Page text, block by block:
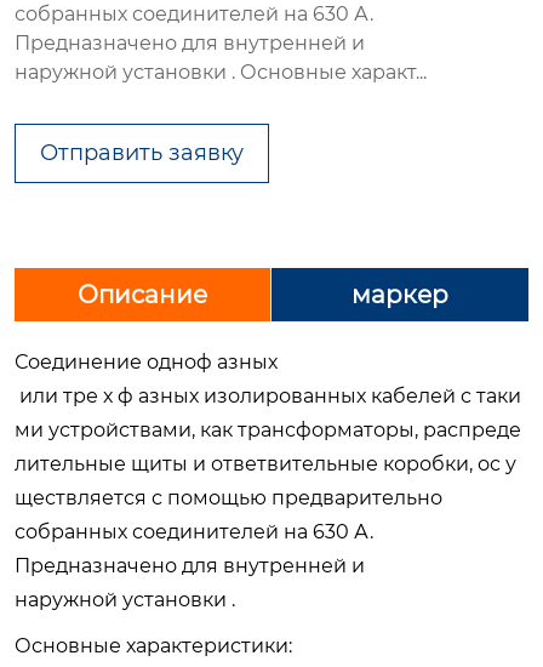
собранных соединителей на 630 А.
Предназначено для внутренней и
наружной установки . Основные характ...
Отправить заявку
Описание маркер
Соединение одноф азных
или тре х ф азных изолированных кабелей с таки
ми устройствами, как трансформаторы, распреде
лительные щиты и ответвительные коробки, ос у
ществляется с помощью предварительно
собранных соединителей на 630 А.
Предназначено для внутренней и
наружной установки .
Основные характеристики: